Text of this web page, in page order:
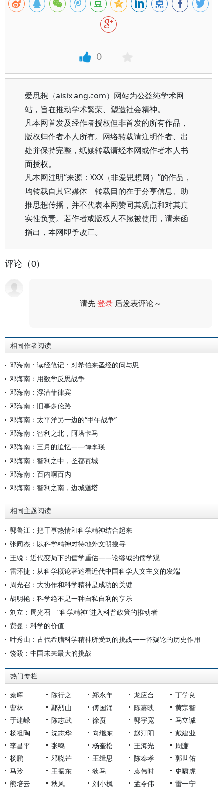
0
爱思想（aisixiang.com）网站为公益纯学术网
站，旨在推动学术繁荣、塑造社会精神。
凡本网首发及经作者授权但非首发的所有作品，
版权归作者本人所有。网络转载请注明作者、出
处并保持完整，纸媒转载请经本网或作者本人书
面授权。
凡本网注明“来源：XXX（非爱思想网）”的作品，
均转载自其它媒体，转载目的在于分享信息、助
推思想传播，并不代表本网赞同其观点和对其真
实性负责。若作者或版权人不愿被使用，请来函
指出，本网即予改正。
评论（0）
请先登录 后发表评论～
相同作者阅读
邓海南：读经笔记：对希伯来圣经的问与思
邓海南：用数学反思战争
邓海南：浮潜菲律宾
邓海南：旧事多伦路
邓海南：太平洋另一边的“甲午战争”
邓海南：智利之北，阿塔卡马
邓海南：三月的追忆——悼李瑛
邓海南：智利之中，圣都瓦城
邓海南：百内啊百内
邓海南：智利之南，边城蓬塔
相同主题阅读
郭鲁江：把干事热情和科学精神结合起来
张同杰：以科学精神对待地外文明搜寻
王锐：近代变局下的儒学重估——论缪钺的儒学观
雷环捷：从科学概论著述看近代中国科学人文主义的发端
周光召：大协作和科学精神是成功的关键
胡明艳：科学绝不是一种自私自利的享乐
刘立：周光召：“科学精神”进入科普政策的推动者
费曼：科学的价值
叶秀山：古代希腊科学精神所受到的挑战——怀疑论的历史作用
饶毅：中国未来最大的挑战
热门专栏
秦晖 陈行之 郑永年 龙应台
丁学良
曹林
鄢烈山 傅国涌 陈嘉映
黄宗智
于建嵘
陈志武 徐贲 郭宇宽
马立诚
杨祖陶
沈志华 向继东 赵汀阳
戴建业
李昌平
张鸣 杨奎松 王海光
周濂
杨鹏
邓晓芒 王缉思 陈奉孝
郭世佑
马玲
王振东 狄马 袁伟时
史啸虎
熊培云
秋风 刘小枫 孟令伟
雷一宁